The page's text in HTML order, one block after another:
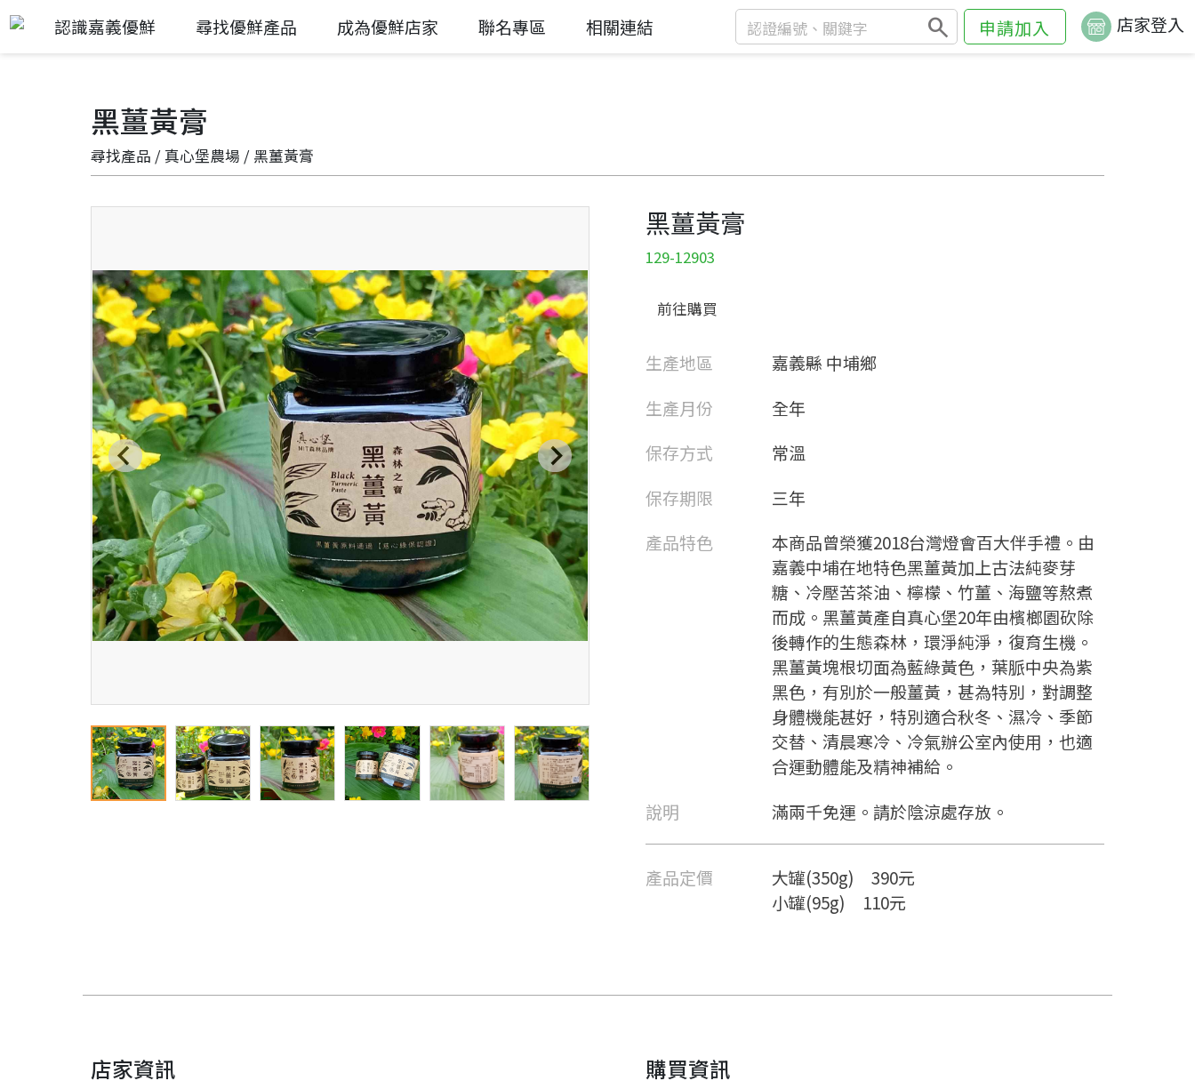
認識嘉義優鮮 尋找優鮮產品 成為優鮮店家 聯名專區 相關連結 search 申請加入 店家登入
黑薑黃膏
尋找產品 / 真心堡農場 / 黑薑黃膏
黑薑黃膏
129-12903
前往購買
生產地區
嘉義縣 中埔鄉
生產月份
全年
保存方式
常溫
保存期限
三年
產品特色
本商品曾榮獲2018台灣燈會百大伴手禮。由
嘉義中埔在地特色黑薑黃加上古法純麥芽
糖、冷壓苦茶油、檸檬、竹薑、海鹽等熬煮
而成。黑薑黃產自真心堡20年由檳榔園砍除
後轉作的生態森林，環淨純淨，復育生機。
黑薑黃塊根切面為藍綠黃色，葉脈中央為紫
黑色，有別於一般薑黃，甚為特別，對調整
身體機能甚好，特別適合秋冬、濕冷、季節
交替、清晨寒冷、冷氣辦公室內使用，也適
合運動體能及精神補給。
說明
滿兩千免運。請於陰涼處存放。
產品定價
大罐(350g) 390元
小罐(95g) 110元
店家資訊 購買資訊